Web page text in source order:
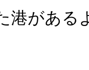
港がある